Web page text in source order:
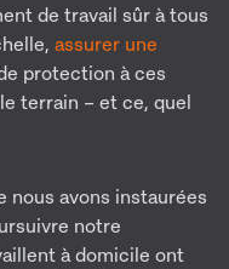
de travail sûr à tous
assurer une
protection à ces
terrain – et ce, quel
nous avons instaurées
notre
à domicile ont